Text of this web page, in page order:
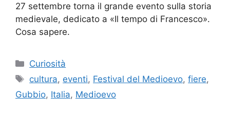
27 settembre torna il grande evento sulla storia
medievale, dedicato a «Il tempo di Francesco».
Cosa sapere.
Categorie
Curiosità
Tag
cultura, eventi, Festival del Medioevo,fiere,
Gubbio, Italia, Medioevo